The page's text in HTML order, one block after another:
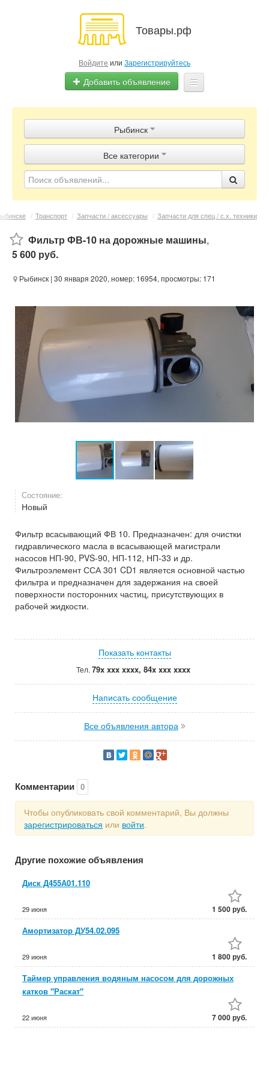
Товары.рф
Войдите или Зарегистрируйтесь
Добавить объявление
Объявления
Магазины
Контакты
Рыбинск
Все категории
/ Транспорт / Запчасти / аксессуары / Запчасти для спец / с.х. техники
Фильтр ФВ-10 на дорожные машины,
5 600 руб.
Рыбинск | 30 января 2020, номер: 16954, просмотры: 171
Состояние:
Новый
Фильтр всасывающий ФВ 10. Предназначен: для очистки
гидравлического масла в всасывающей магистрали
насосов НП-90, PVS-90, НП-112, НП-33 и др.
Фильтроэлемент ССА 301 CD1 является основной частью
фильтра и предназначен для задержания на своей
поверхности посторонних частиц, присутствующих в
рабочей жидкости.
Показать контакты
Тел. 79x xxx xxxx, 84x xxx xxxx
Написать сообщение
Все объявления автора
Комментарии 0
Чтобы опубликовать свой комментарий, Вы должны
зарегистрироваться или войти.
Другие похожие объявления
Диск Д455А01.110
29 июня 1 500 руб.
Амортизатор ДУ54.02.095
29 июня 1 800 руб.
Таймер управления водяным насосом для дорожных
катков "Раскат"
22 июня 7 000 руб.